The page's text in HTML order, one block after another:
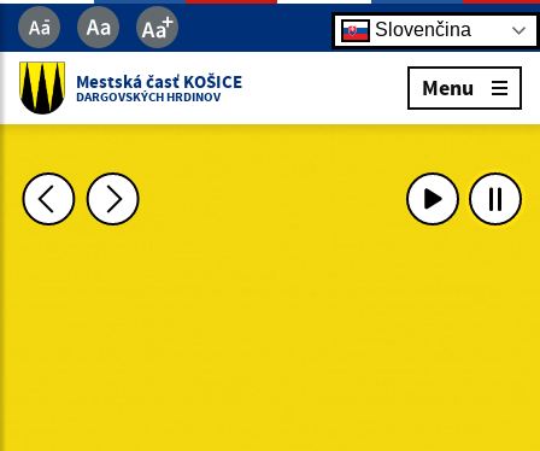
Slovenčina
Mestská časť KOŠICE
DARGOVSKÝCH HRDINOV Menu